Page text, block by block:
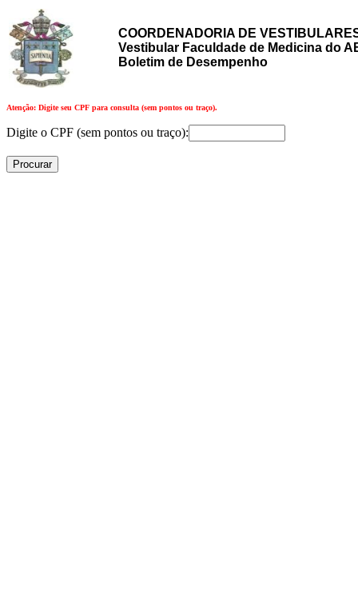
COORDENADORIA DE
Vestibular Faculdade de Medicina do
Boletim de Desempenho
Atenção: Digite seu CPF para consulta (sem pontos ou traço).
Digite o CPF (sem pontos ou traço):